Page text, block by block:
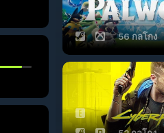
56 กลโกง